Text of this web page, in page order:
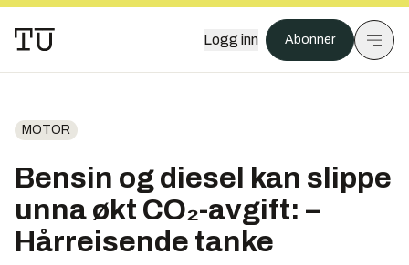
Logg inn Abonner
MOTOR
Bensin og diesel kan slippe
unna økt CO₂-avgift: –
Hårreisende tanke